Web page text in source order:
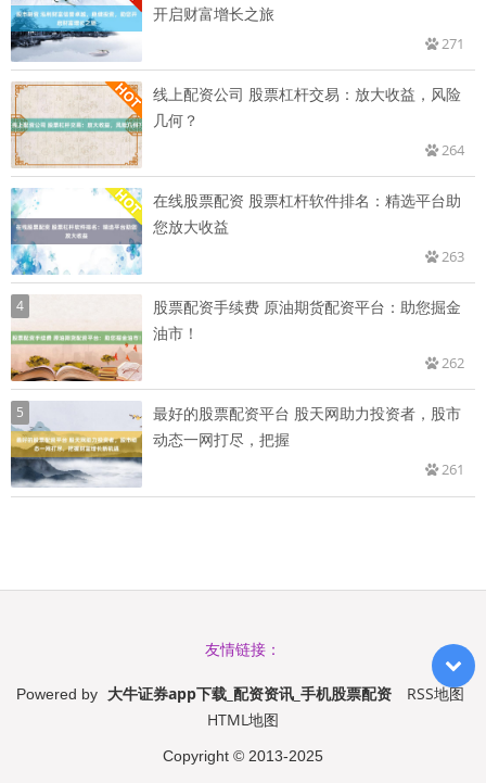
开启财富增长之旅
271
线上配资公司 股票杠杆交易：放大收益，风险
几何？
264
在线股票配资 股票杠杆软件排名：精选平台助
您放大收益
263
4
股票配资手续费 原油期货配资平台：助您掘金
油市！
262
5
最好的股票配资平台 股天网助力投资者，股市
动态一网打尽，把握
261
友情链接：
Powered by 大牛证券app下载_配资资讯_手机股票配资
RSS地图
HTML地图
Copyright © 2013-2025